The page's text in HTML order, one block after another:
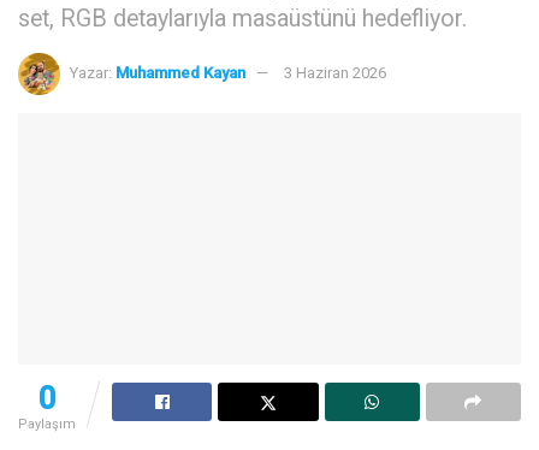
set, RGB detaylarıyla masaüstünü hedefliyor.
Yazar: Muhammed Kayan 3 Haziran 2026
0
Paylaşım